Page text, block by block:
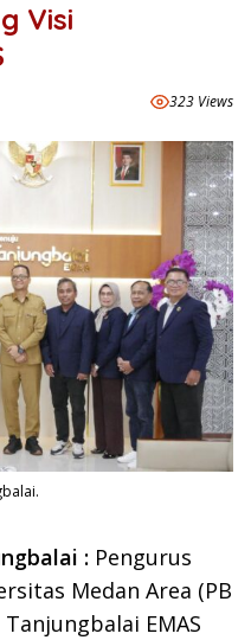
Visi
323 Views
: Pengurus
Medan Area (PB
EMAS